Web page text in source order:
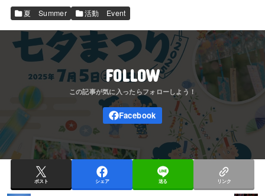
夏 Summer 活動 Event
FOLLOW
ポスト シェア 送る リンク